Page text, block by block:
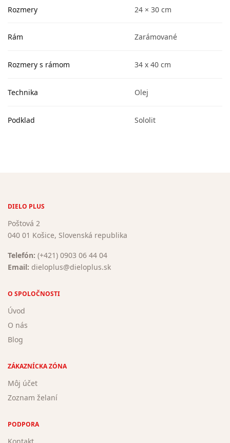
Rozmery 24 × 30 cm
Rám Zarámované
Rozmery s rámom 34 x 40 cm
Technika Olej
Podklad Sololit
DIELO PLUS
Poštová 2
040 01 Košice, Slovenská republika
Telefón: (+421) 0903 06 44 04
Email: dieloplus@dieloplus.sk
O SPOLOČNOSTI
Úvod
O nás
Blog
ZÁKAZNÍCKA ZÓNA
Môj účet
Zoznam želaní
PODPORA